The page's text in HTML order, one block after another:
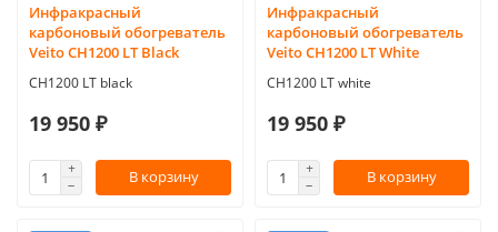
Инфракрасный
карбоновый обогреватель
Veito CH1200 LT Black
CH1200 LT black
19 950 ₽
В корзину
Инфракрасный
карбоновый обогреватель
Veito CH1200 LT White
CH1200 LT white
19 950 ₽
В корзину